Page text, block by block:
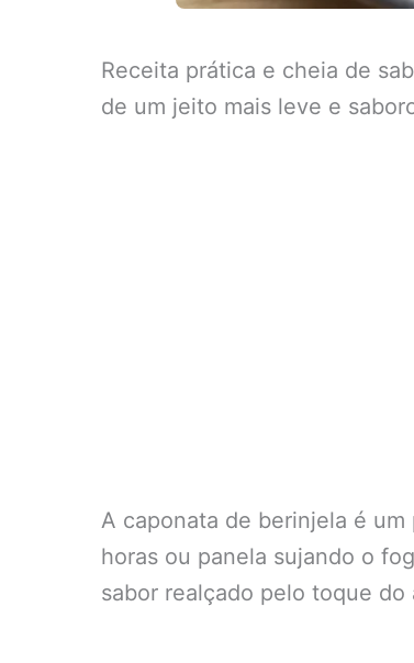
Receita prática e cheia de
de um jeito mais leve e
A caponata de berinjela é
horas ou panela sujando o
sabor realçado pelo toque